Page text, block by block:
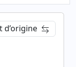
d’origine